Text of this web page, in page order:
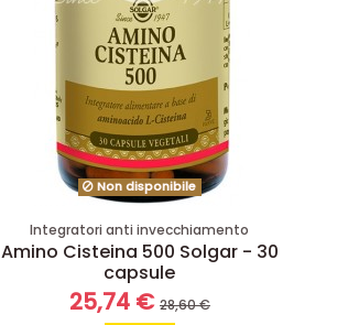
Non disponibile
Integratori anti invecchiamento
Amino Cisteina 500 Solgar - 30
capsule
25,74 € 28,60 €